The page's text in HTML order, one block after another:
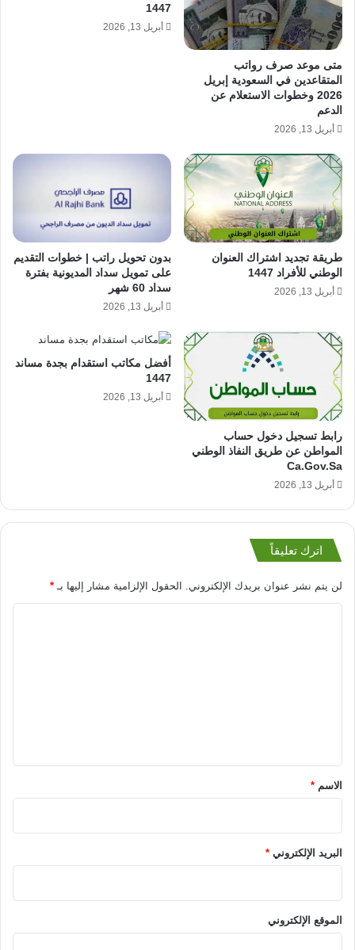
متى موعد صرف رواتب
المتقاعدين في السعودية إبريل
2026 وخطوات الاستعلام عن
الدعم
أبريل 13, 2026
1447
أبريل 13, 2026
طريقة تجديد اشتراك العنوان
الوطني للأفراد 1447
أبريل 13, 2026
بدون تحويل راتب | خطوات التقديم
على تمويل سداد المديونية بفترة
سداد 60 شهر
أبريل 13, 2026
رابط تسجيل دخول حساب
المواطن عن طريق النفاذ الوطني
Ca.Gov.Sa
أبريل 13, 2026
أفضل مكاتب استقدام بجدة مساند
1447
أبريل 13, 2026
اترك تعليقاً
لن يتم نشر عنوان بريدك الإلكتروني. الحقول الإلزامية مشار إليها بـ *
*الاسم *
البريد الإلكتروني *
الموقع الإلكتروني